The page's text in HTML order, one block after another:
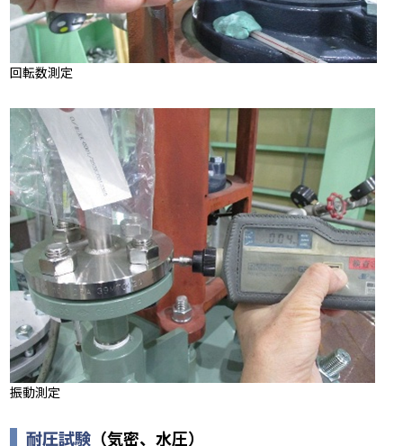
回転数測定
振動測定
耐圧試験 （気密、水圧）